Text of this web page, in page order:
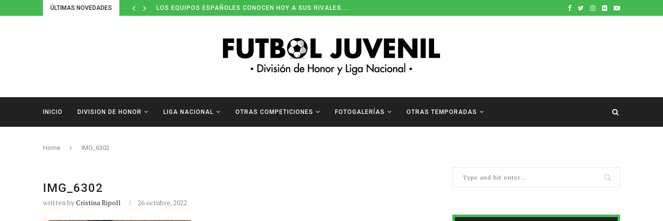
ÚLTIMAS NOVEDADES LOS EQUIPOS ESPAÑOLES CONOCEN HOY A SUS RIVALES...
INICIO DIVISION DE HONOR LIGA NACIONAL OTRAS COMPETICIONES FOTOGALERÍAS OTRAS TEMPORADAS
Home IMG_6302
IMG_6302
written byCristina Ripoll 26 octubre, 2022